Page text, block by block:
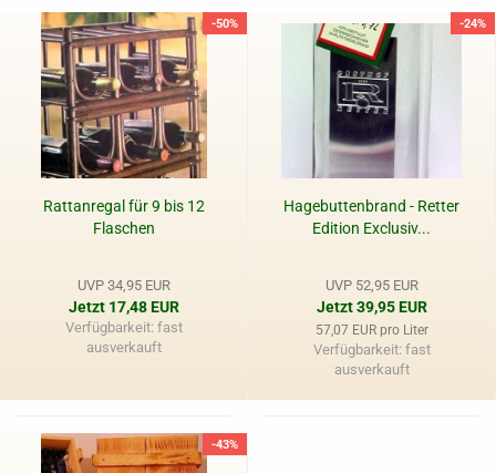
-50%
Rattanregal für 9 bis 12
Flaschen
UVP 34,95 EUR
Jetzt 17,48 EUR
Verfügbarkeit: fast
ausverkauft
-24%
Hagebuttenbrand - Retter
Edition Exclusiv...
UVP 52,95 EUR
Jetzt 39,95 EUR
57,07 EUR pro Liter
Verfügbarkeit: fast
ausverkauft
-43%